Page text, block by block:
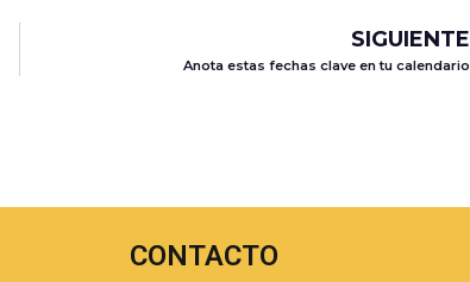
SIGUIENTE
Anota estas fechas clave en tu calendario
CONTACTO